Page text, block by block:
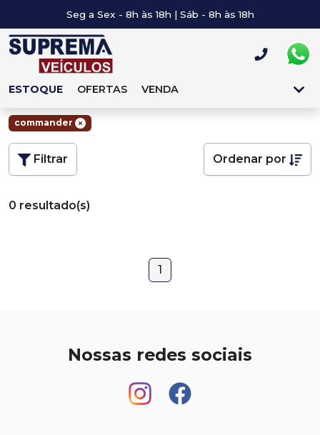
Seg a Sex - 8h às 18h | Sáb - 8h às 18h
ESTOQUE OFERTAS VENDA
commander
Filtrar Ordenar por
0 resultado(s)
1
Nossas redes sociais